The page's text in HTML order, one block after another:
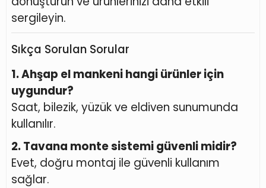
sergileyin.
Sıkça Sorulan Sorular
1. Ahşap el mankeni hangi ürünler için
uygundur?
Saat, bilezik, yüzük ve eldiven sunumunda
kullanılır.
2. Tavana monte sistemi güvenli midir?
Evet, doğru montaj ile güvenli kullanım
sağlar.